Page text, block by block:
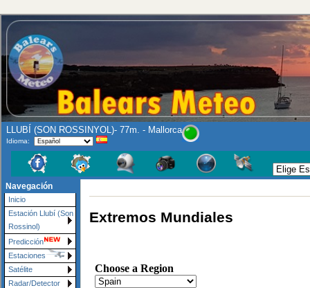
LLUBÍ (SON ROSSINYOL)- 77m. - Mallorca
Idioma:
Navegación
Inicio
Estación Llubí (Son
Rossinol)
Predicción
Estaciones
Satélite
Radar/Detector
Extremos Mundiales